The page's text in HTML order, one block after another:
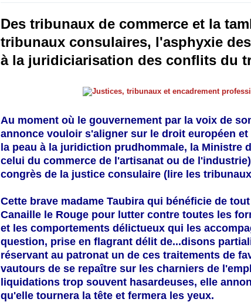
Des tribunaux de commerce et la
tribunaux consulaires, l'asphyxie
à la juridiciarisation des conflits du
Au moment où le gouvernement par la voix de
annonce vouloir s'aligner sur le droit européen
la peau à la juridiction prudhommale, la Ministre
celui du commerce de l'artisanat ou de l'industrie)
congrès de la justice consulaire (lire les
Cette brave madame Taubira qui bénéficie de
Canaille le Rouge pour lutter contre toutes les
et les comportements délictueux qui les
question, prise en flagrant délit de...disons
réservant au patronat un de ces traitements de
vautours de se repaître sur les charniers de
liquidations trop souvent hasardeuses, elle
qu'elle tournera la tête et fermera les yeux.